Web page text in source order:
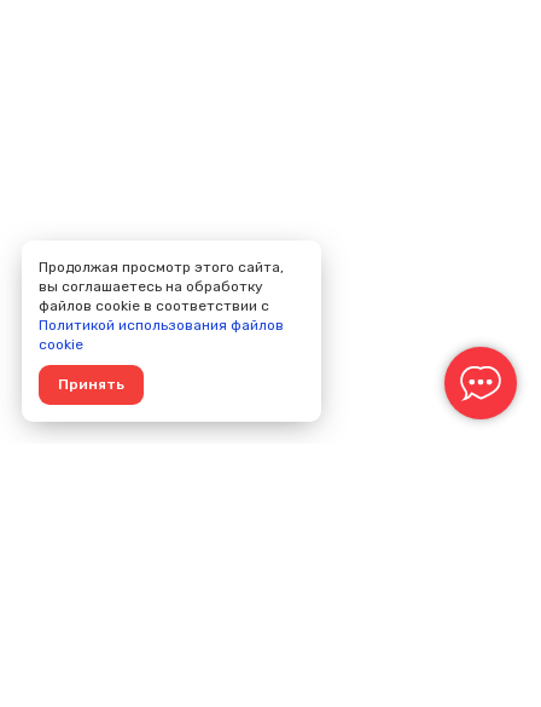
Продолжая просмотр этого сайта,
вы соглашаетесь на обработку
файлов cookie в соответствии с
Политикой использования файлов
cookie
Принять